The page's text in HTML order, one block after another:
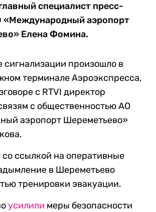
специалист пресс-
аэропорт
Елена Фомина.
сигнализации произошло в
терминале Аэроэкспресса,
с RTVI директор
с общественностью АО
аэропорт Шереметьево»
со ссылкой на оперативные
в Шереметьево
тренировки эвакуации.
усилили меры безопасности